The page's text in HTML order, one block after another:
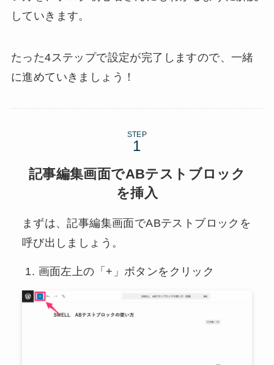
していきます。
たった4ステップで設定が完了しますので、一緒
に進めていきましょう！
STEP
記事編集画面でABテストブロック
を挿入
まずは、記事編集画面でABテストブロックを
呼び出しましょう。
画面左上の「+」ボタンをクリック